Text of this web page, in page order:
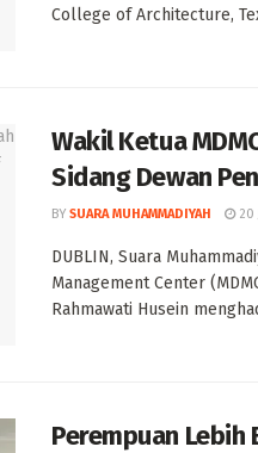
College of Architecture,
Wakil Ketua
Sidang Dewan
BY SUARA MUHAMMADIYAH 20
DUBLIN, Suara
Management Center
Rahmawati Husein
Perempuan Lebih